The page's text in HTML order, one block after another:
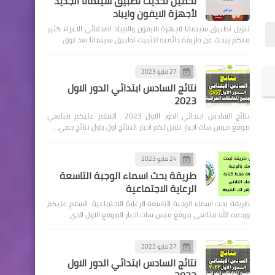
لأجهزة الايفون وايباد
تنزيل تطبيق سينمانا لاجهزة الايفون والايباد اصدقائي الاعزاء كثير
منكم يبحث عن طريقة دائميه لتثبيت تطبيق سينمانا بعد توق…
27 مايو 2023
نتائج السادس ابتدائي الدور الاول
2023
نتائج السادس ابتدائي الدور الاول 2023 السلام عليكم متابعي
موقع ميس سات اخبار ننقل لكم اخبار النتائج اول باول نتائج جمي…
24 مايو 2023
طريقة بحث اسماء الوجبة التاسعة
الرعاية الاجتماعية
طريقة بحث اسماء الوجبة التاسعة الرعاية الاجتماعية السلام عليكم
ورحمه الله متابعي موقع ميس سات اخبار الموقع الاول الذي …
27 مايو 2022
نتائج السادس ابتدائي الدور الاول
اسماء االرعاية الاجتماعية
الوجبة 31 للقروض الميسرة
وحسب الفرز الالكتروني
محافظة المثنى
اسماء االرعاية الاجتماعية
الوجبة 31 للقروض الميسرة
محافظة كركوك